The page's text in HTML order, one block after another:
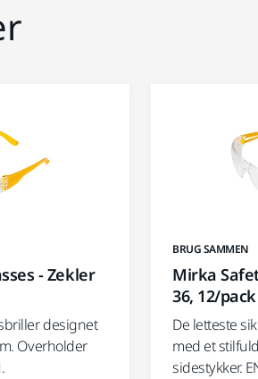
- Zekler
designet
Overholder
BRUG SAMMEN
Mirka
36, 12/pack
De letteste
med et
sidestykker.